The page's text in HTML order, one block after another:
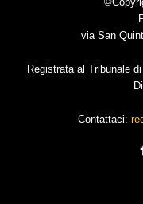
via San
Registrata al Tribunale
Contattaci: